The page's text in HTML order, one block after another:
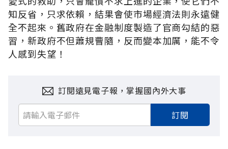
知反省，只求依賴，結果會使市場經濟法則永遠健
全不起來。舊政府在金融制度製造了官商勾結的惡
習，新政府不但蕭規曹隨，反而變本加厲，能不令
人感到失望！
訂閱遠見電子報，掌握國內外大事
訂閱